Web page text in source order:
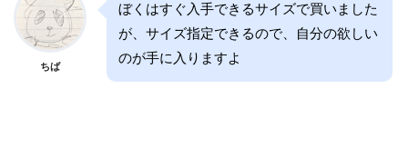
ちば
ぼくはすぐ入手できるサイズで買いました
が、サイズ指定できるので、自分の欲しい
のが手に入りますよ